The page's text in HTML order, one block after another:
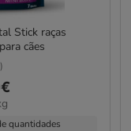
Stick raças
cães
quantidades